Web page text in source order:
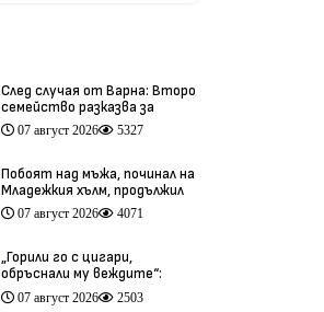
След случая от Варна: Второ
семейство разказва за
трагедия след бременност
при същия лекар (видео)
07 август 2026 5327
Побоят над мъжа, починал на
Младежкия хълм, продължил
повече от час (видео)
07 август 2026 4071
„Горили го с цигари,
обръснали му веждите“:
Побойниците от Пловдив
остават в ареста (видео)
07 август 2026 2503